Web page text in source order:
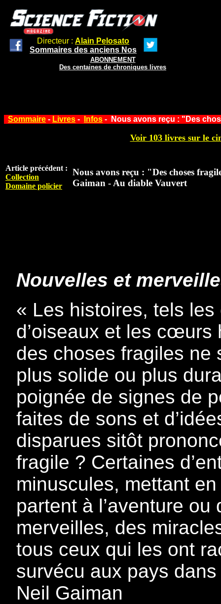
Directeur : Alain Pelosato
Sommaires des anciens Nos
ABONNEMENT
Des centaines de chroniques livres
Sommaire - Livres - Infos - Nous avons reçu : "Des
Voir 103 livres sur le
Article précédent :
Collection
Domaine policier
Nous avons reçu : "Des choses
Gaiman - Au diable Vauvert
Nouvelles et
« Les histoires, tels
d’oiseaux et les cœurs
des choses fragiles ne
plus solide ou plus
poignée de signes de
faites de sons et
disparues sitôt
fragile ? Certaines
minuscules, mettant
partent à l’aventure
merveilles, des
tous ceux qui les ont
survécu aux pays
Neil Gaiman